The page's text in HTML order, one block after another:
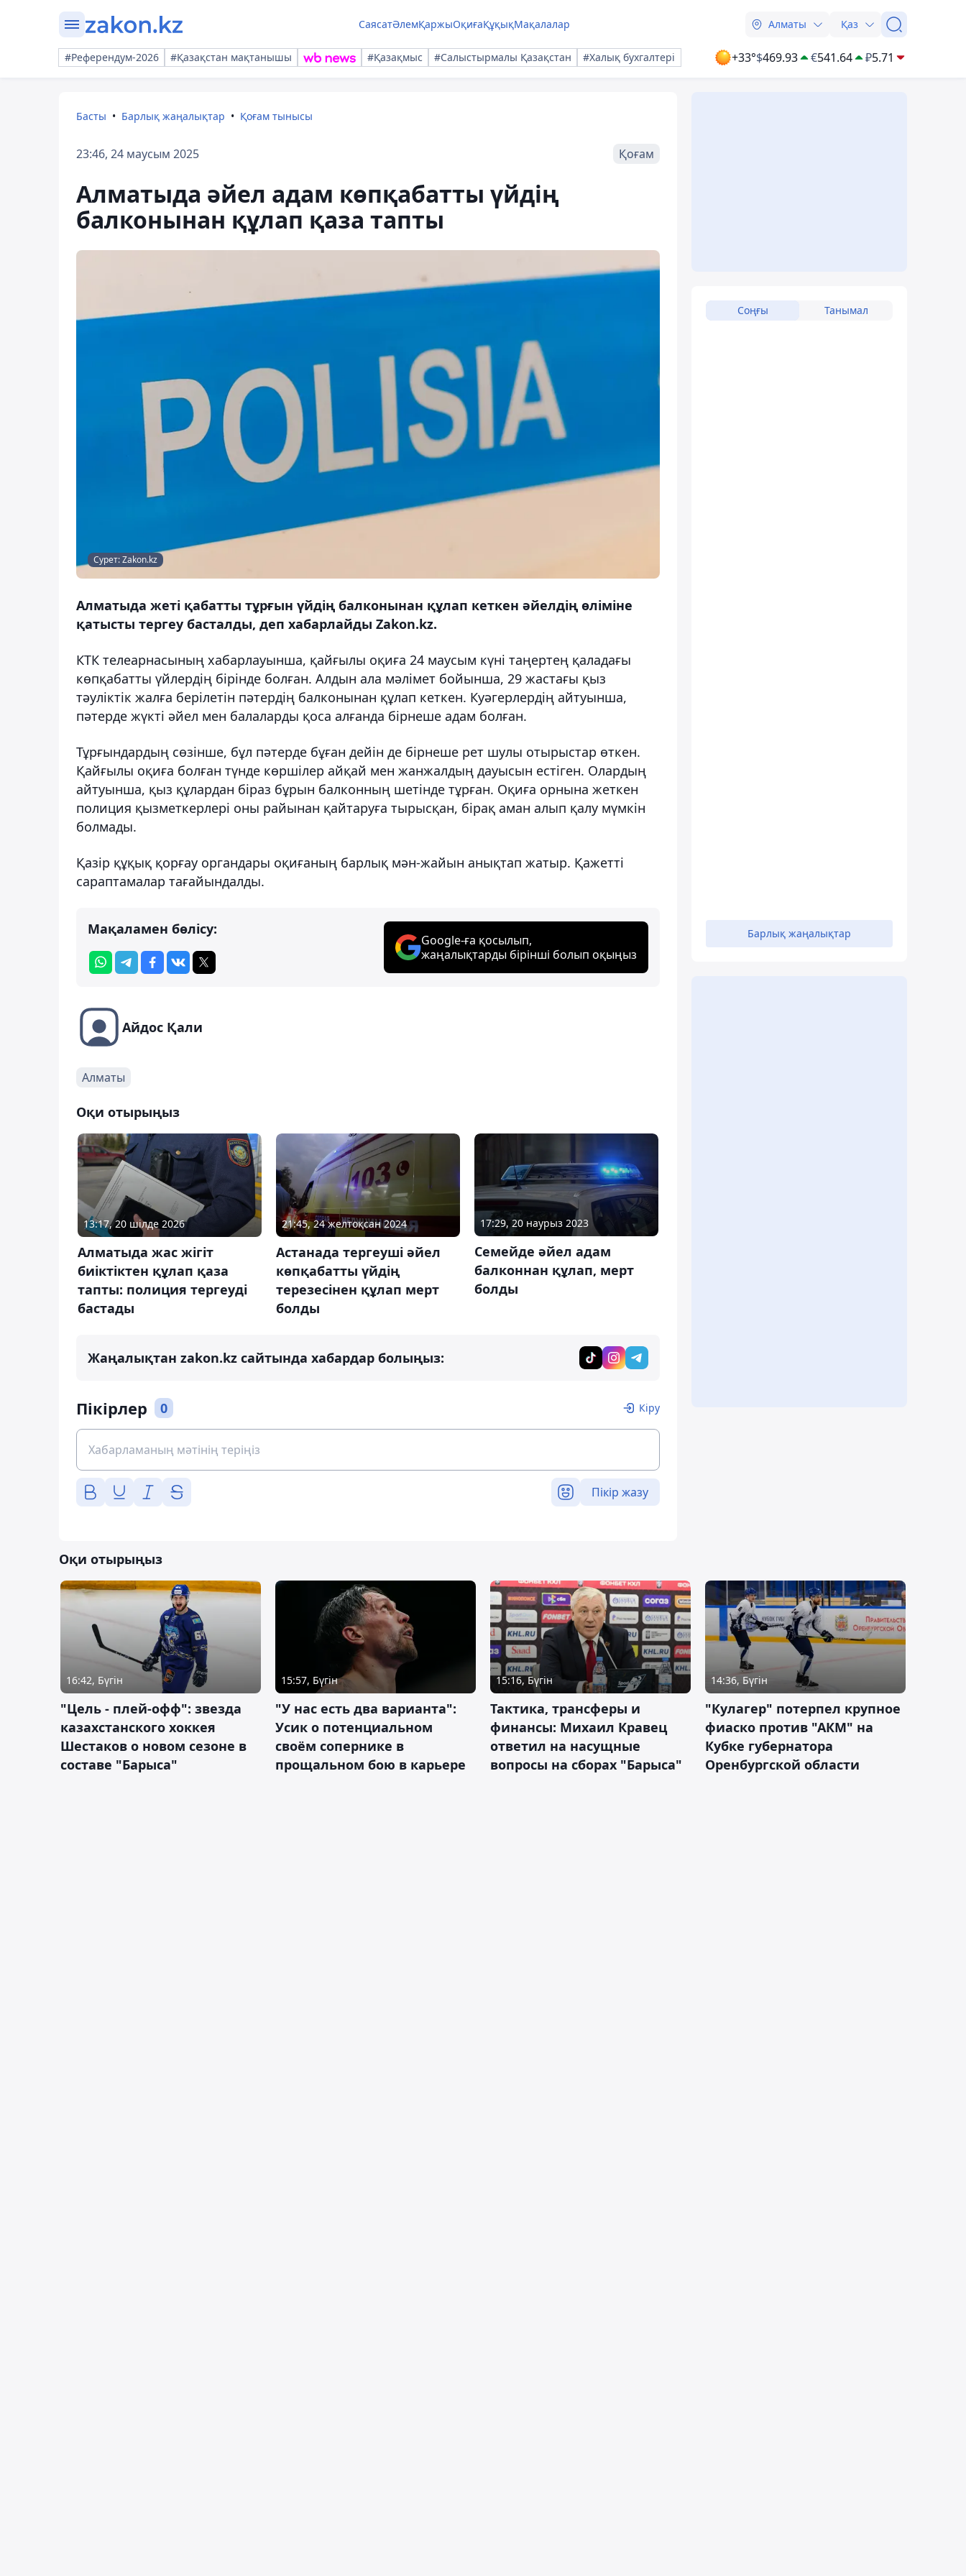
СаясатӘлемҚаржыОқиғаҚұқықМақалалар Алматы Қаз
#Референдум-2026 #Қазақстан мақтанышы #Қазақмыс #Салыстырмалы Қазақстан #Халық бухгалтері +33°$469.93 €541.64 ₽5.71
Басты Барлық жаңалықтар Қоғам тынысы
23:46, 24 маусым 2025 Қоғам
Алматыда әйел адам көпқабатты үйдің
балконынан құлап қаза тапты
Сурет: Zakon.kz
Алматыда жеті қабатты тұрғын үйдің балконынан құлап кеткен әйелдің өліміне
қатысты тергеу басталды, деп хабарлайды Zakon.kz.
КТК телеарнасының хабарлауынша, қайғылы оқиға 24 маусым күні таңертең қаладағы
көпқабатты үйлердің бірінде болған. Алдын ала мәлімет бойынша, 29 жастағы қыз
тәуліктік жалға берілетін пәтердің балконынан құлап кеткен. Куәгерлердің айтуынша,
пәтерде жүкті әйел мен балаларды қоса алғанда бірнеше адам болған.
Тұрғындардың сөзінше, бұл пәтерде бұған дейін де бірнеше рет шулы отырыстар өткен.
Қайғылы оқиға болған түнде көршілер айқай мен жанжалдың дауысын естіген. Олардың
айтуынша, қыз құлардан біраз бұрын балконның шетінде тұрған. Оқиға орнына жеткен
полиция қызметкерлері оны райынан қайтаруға тырысқан, бірақ аман алып қалу мүмкін
болмады.
Қазір құқық қорғау органдары оқиғаның барлық мән-жайын анықтап жатыр. Қажетті
сараптамалар тағайындалды.
Мақаламен бөлісу:
Google-ға қосылып,
жаңалықтарды бірінші болып оқыңыз
Айдос Қали
Алматы
Оқи отырыңыз
13:17, 20 шілде 2026
Алматыда жас жігіт
биіктіктен құлап қаза
тапты: полиция тергеуді
бастады
21:45, 24 желтоқсан 2024
Астанада тергеуші әйел
көпқабатты үйдің
терезесінен құлап мерт
болды
17:29, 20 наурыз 2023
Семейде әйел адам
балконнан құлап, мерт
болды
Жаңалықтан zakon.kz сайтында хабардар болыңыз:
Пікірлер 0 Кіру
Пікір жазу
Соңғы Танымал
Барлық жаңалықтар
Оқи отырыңыз
16:42, Бүгін
"Цель - плей-офф": звезда
казахстанского хоккея
Шестаков о новом сезоне в
составе "Барыса"
15:57, Бүгін
"У нас есть два варианта":
Усик о потенциальном
своём сопернике в
прощальном бою в карьере
15:16, Бүгін
Тактика, трансферы и
финансы: Михаил Кравец
ответил на насущные
вопросы на сборах "Барыса"
14:36, Бүгін
"Кулагер" потерпел крупное
фиаско против "АКМ" на
Кубке губернатора
Оренбургской области